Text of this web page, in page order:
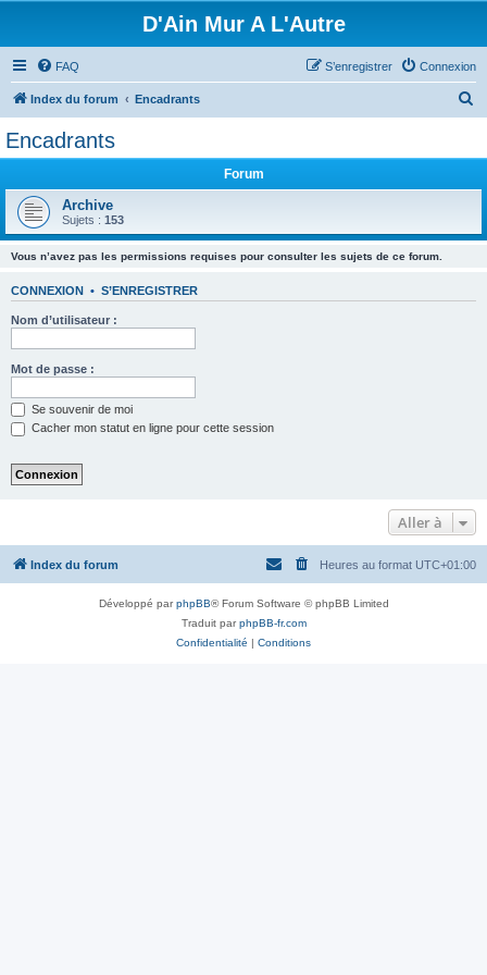
D'Ain Mur A L'Autre
FAQ Connexion
S’enregistrer
Index du forum Encadrants
Encadrants
Forum
Archive
Sujets : 153
Vous n’avez pas les permissions requises pour consulter les sujets de ce forum.
CONNEXION • S’ENREGISTRER
Nom d’utilisateur :
Mot de passe :
Se souvenir de moi
Cacher mon statut en ligne pour cette session
Aller à
Index du forum Heures au format UTC+01:00
Développé parphpBB® Forum Software © phpBB Limited
Traduit parphpBB-fr.com
Confidentialité | Conditions